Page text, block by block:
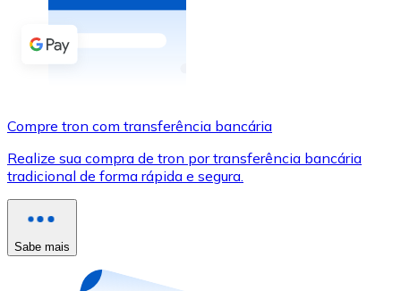
Comprar com dinheiro
Comprar com transferência bancária
Cartão de crédito / débito
Comprar com cartão
Loja - Cartões-presente
Compre tron com transferência bancária
Realize sua compra de tron por transferência bancária
tradicional de forma rápida e segura.
Sabe mais